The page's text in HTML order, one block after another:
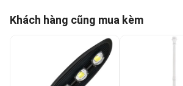
Khách hàng cũng mua kèm